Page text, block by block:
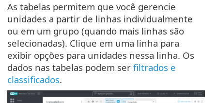
As tabelas permitem que você gerencie
unidades a partir de linhas individualmente
ou em um grupo (quando mais linhas são
selecionadas). Clique em uma linha para
exibir opções para unidades nessa linha. Os
dados nas tabelas podem ser filtrados e
classificados.